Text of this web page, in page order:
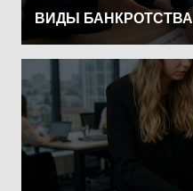
ВИДЫ БАНКРОТСТВА